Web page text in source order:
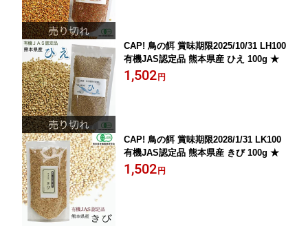
CAP! 鳥の餌 賞味期限2025/10/31 LH100
有機JAS認定品 熊本県産 ひえ 100g ★
1,502円
CAP! 鳥の餌 賞味期限2028/1/31 LK100
有機JAS認定品 熊本県産 きび 100g ★
1,502円